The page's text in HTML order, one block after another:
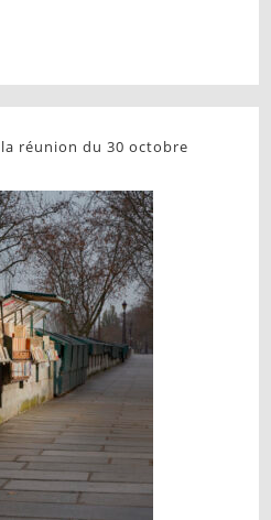
réunion du 30 octobre